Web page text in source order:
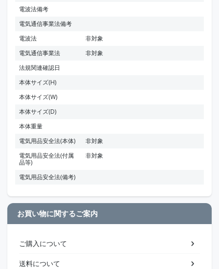
電波法備考
電気通信事業法備考
電波法
非対象
電気通信事業法
非対象
法規関連確認日
本体サイズ(H)
本体サイズ(W)
本体サイズ(D)
本体重量
電気用品安全法(本体)
非対象
電気用品安全法(付属
品等)
非対象
電気用品安全法(備考)
お買い物に関するご案内
ご購入について
送料について